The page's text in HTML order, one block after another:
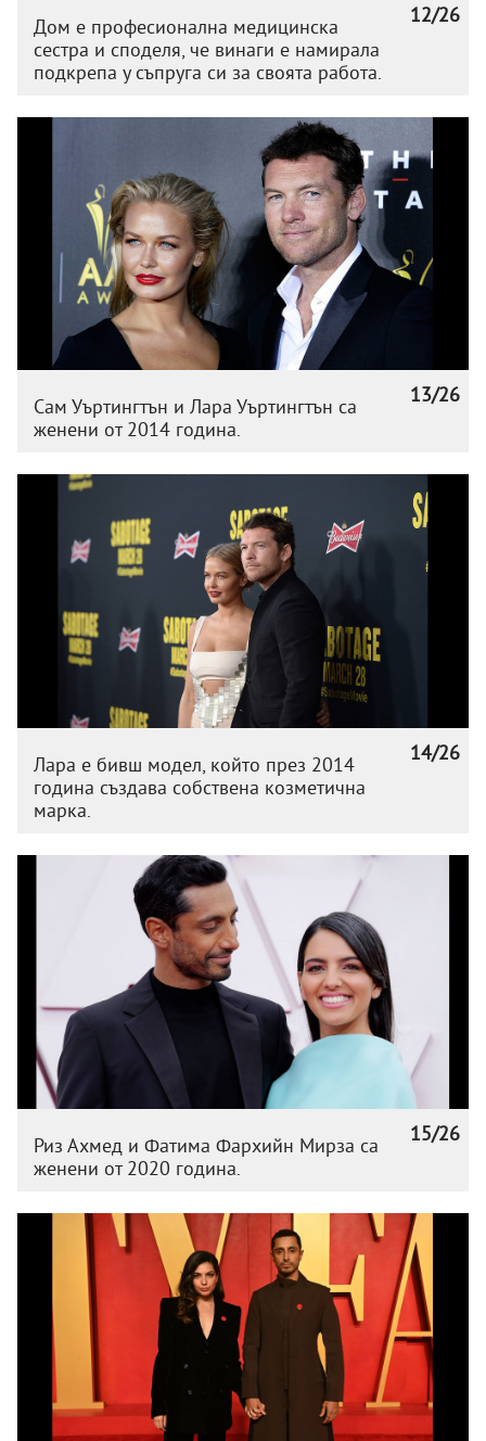
12/26
Дом е професионална медицинска
сестра и споделя, че винаги е намирала
подкрепа у съпруга си за своята работа.
13/26
Сам Уъртингтън и Лара Уъртингтън са
женени от 2014 година.
14/26
Лара е бивш модел, който през 2014
година създава собствена козметична
марка.
15/26
Риз Ахмед и Фатима Фархийн Мирза са
женени от 2020 година.